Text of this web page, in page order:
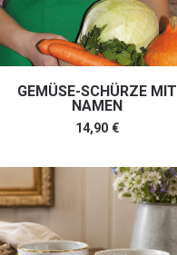
GEMÜSE-SCHÜRZE MIT
NAMEN
14,90 €